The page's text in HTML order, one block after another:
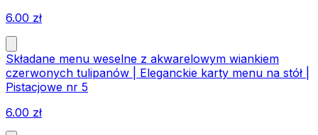
6.00 zł
Składane menu weselne z akwarelowym wiankiem
czerwonych tulipanów | Eleganckie karty menu na stół |
Pistacjowe nr 5
6.00 zł